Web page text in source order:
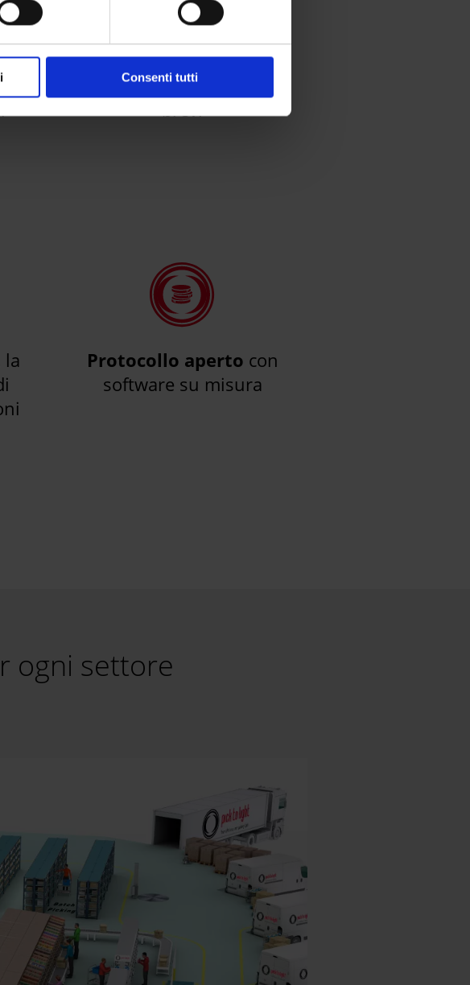
Consenti tutti
Soluzioni redditizie con
unritorno
dell’investimento
(ROI)ottenuto in tempi
brevi
la
Protocollo aperto con
software su misura
ogni settore